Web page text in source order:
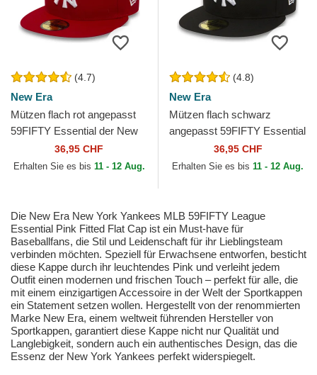
(4.7)
New Era
Mützen flach rot angepasst
59FIFTY Essential der New
York Yankees MLB von New
Era
36,95 CHF
Erhalten Sie es bis 11 - 12 Aug.
(4.8)
New Era
Mützen flach schwarz
angepasst 59FIFTY Essential
der New York Yankees MLB
von New Era
36,95 CHF
Erhalten Sie es bis 11 - 12 Aug.
Die New Era New York Yankees MLB 59FIFTY League
Essential Pink Fitted Flat Cap ist ein Must-have für
Baseballfans, die Stil und Leidenschaft für ihr Lieblingsteam
verbinden möchten. Speziell für Erwachsene entworfen, besticht
diese Kappe durch ihr leuchtendes Pink und verleiht jedem
Outfit einen modernen und frischen Touch – perfekt für alle, die
mit einem einzigartigen Accessoire in der Welt der Sportkappen
ein Statement setzen wollen. Hergestellt von der renommierten
Marke New Era, einem weltweit führenden Hersteller von
Sportkappen, garantiert diese Kappe nicht nur Qualität und
Langlebigkeit, sondern auch ein authentisches Design, das die
Essenz der New York Yankees perfekt widerspiegelt.